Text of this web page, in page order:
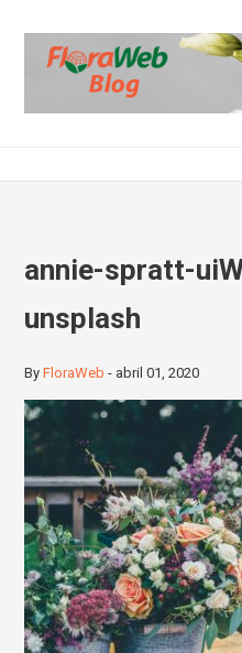
annie-spratt-
unsplash
ByFloraWeb - abril 01, 2020